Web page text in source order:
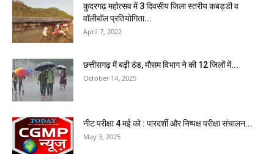
कुदरगढ़ महोत्सव में 3 दिवसीय जिला स्तरीय कबड्डी व
वॉलीबॉल प्रतियोगिता...
April 7, 2022
छत्तीसगढ़ में बढ़ी ठंड, मौसम विभाग ने की 12 जिलों में...
October 14, 2025
नीट परीक्षा 4 मई को : पारदर्शी और निष्पक्ष परीक्षा संचालन...
May 3, 2025